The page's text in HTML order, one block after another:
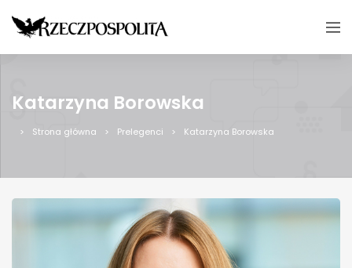
Katarzyna Borowska
Strona główna Prelegenci Katarzyna Borowska